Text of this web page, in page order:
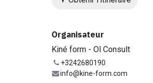
Organisateur
Kiné form - Ol Consult
+3242680190
info@kine-form.com